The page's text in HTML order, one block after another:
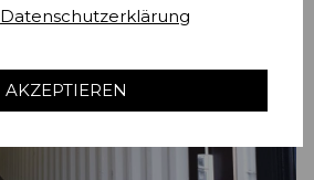
Datenschutzerklärung
AKZEPTIEREN